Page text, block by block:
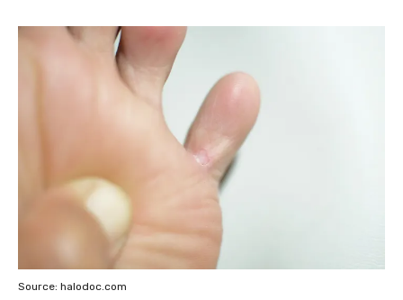
Source: halodoc.com